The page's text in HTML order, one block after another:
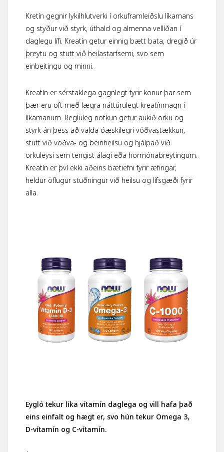
Kretín gegnir lykilhlutverki í orkuframleiðslu líkamans
og styður við styrk, úthald og almenna vellíðan í
daglegu lífi. Kreatín getur einnig bætt bata, dregið úr
þreytu og stutt við heilastarfsemi, svo sem
einbeitingu og minni.
Kreatín er sérstaklega gagnlegt fyrir konur þar sem
þær eru oft með lægra náttúrulegt kreatínmagn í
líkamanum. Regluleg notkun getur aukið orku og
styrk án þess að valda óæskilegri vöðvastækkun,
stutt við vöðva- og beinheilsu og hjálpað við
orkuleysi sem tengist álagi eða hormónabreytingum.
Kreatín er því ekki aðeins bætiefni fyrir æfingar,
heldur öflugur stuðningur við heilsu og lífsgæði fyrir
alla.
Eygló tekur líka vítamín daglega og vill hafa það
eins einfalt og hægt er, svo hún tekur Omega 3,
D-vítamín og C-vítamín.